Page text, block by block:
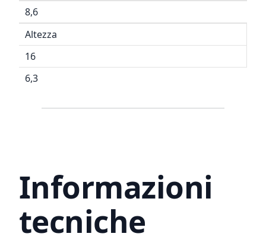
8,6
Altezza
16
6,3
Informazioni
tecniche